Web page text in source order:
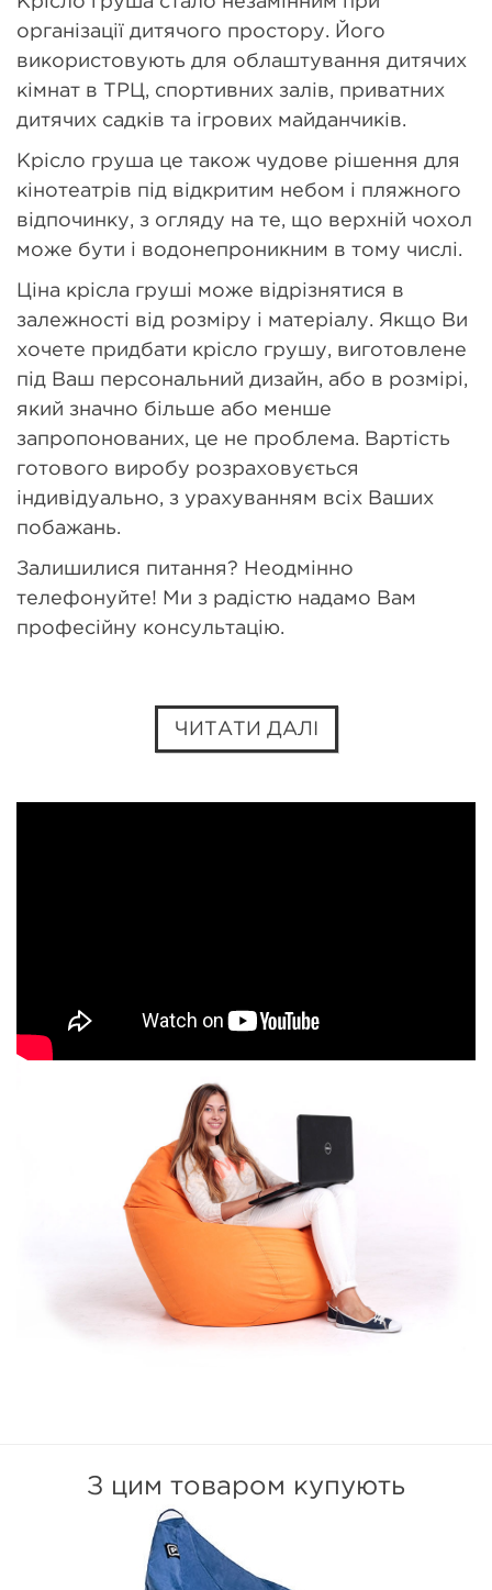
організації дитячого простору. Його
використовують для облаштування дитячих
кімнат в ТРЦ, спортивних залів, приватних
дитячих садків та ігрових майданчиків.
Крісло груша це також чудове рішення для
кінотеатрів під відкритим небом і пляжного
відпочинку, з огляду на те, що верхній чохол
може бути і водонепроникним в тому числі.
Ціна крісла груші може відрізнятися в
залежності від розміру і матеріалу. Якщо Ви
хочете придбати крісло грушу, виготовлене
під Ваш персональний дизайн, або в розмірі,
який значно більше або менше
запропонованих, це не проблема. Вартість
готового виробу розраховується
індивідуально, з урахуванням всіх Ваших
побажань.
Залишилися питання? Неодмінно
телефонуйте! Ми з радістю надамо Вам
професійну консультацію.
ЧИТАТИ ДАЛІ
З цим товаром купують